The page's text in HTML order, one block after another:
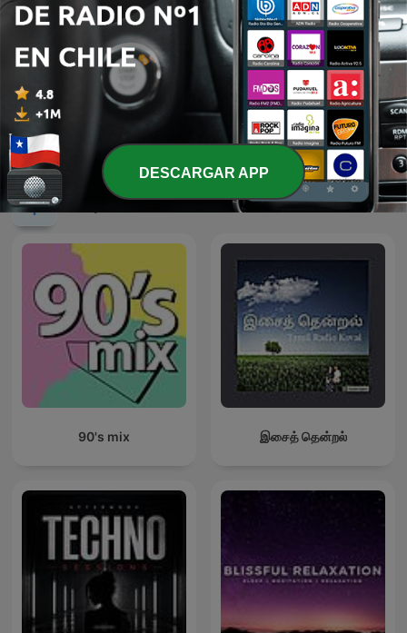
MIX REGGAETON
(DJERW1N)
Más podcasts internacionales de Música
90's mix இசைத் தென்றல்
DESCARGAR APP